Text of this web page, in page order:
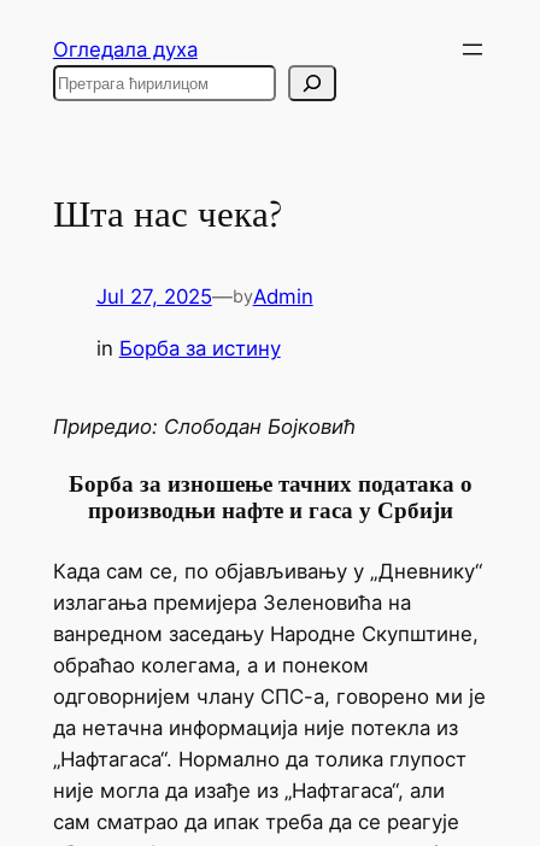
content
Огледала духа
Search
Шта нас чека?
Jul 27, 2025—byAdmin
in Борба за истину
Приредио: Слободан Бојковић
Борба за изношење тачних података о
производњи нафте и гаса у Србији
Када сам се, по објављивању у „Дневнику“
излагања премијера Зеленовића на
ванредном заседању Народне Скупштине,
обраћао колегама, а и понеком
одговорнијем члану СПС-а, говорено ми је
да нетачна информација није потекла из
„Нафтагаса“. Нормално да толика глупост
није могла да изађе из „Нафтагаса“, али
сам сматрао да ипак треба да се реагује